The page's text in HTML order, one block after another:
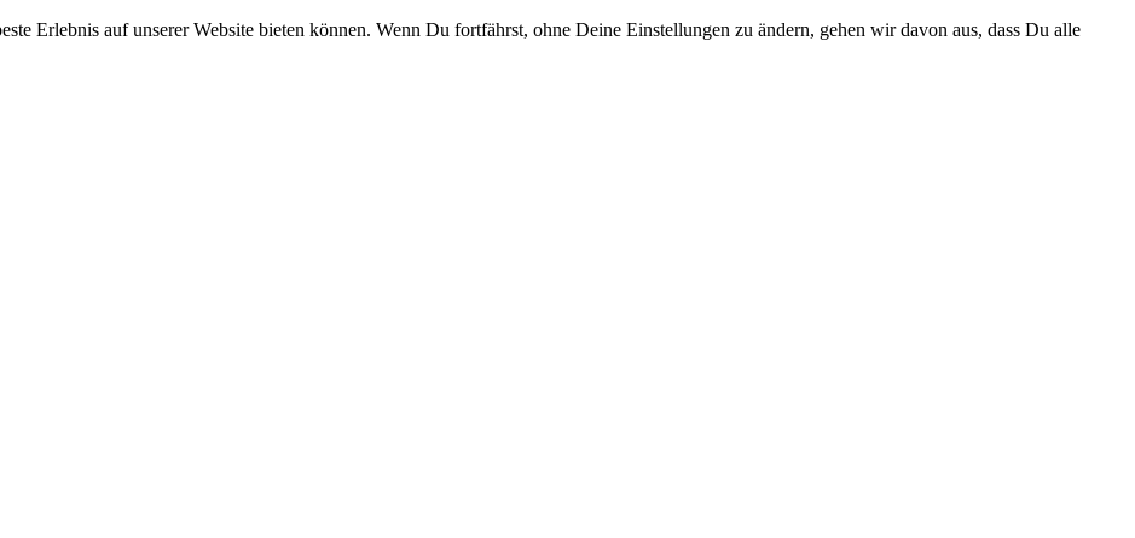
Erlebnis auf unserer Website bieten können. Wenn Du fortfährst, ohne Deine Einstellungen zu ändern, gehen wir davon aus, dass Du alle